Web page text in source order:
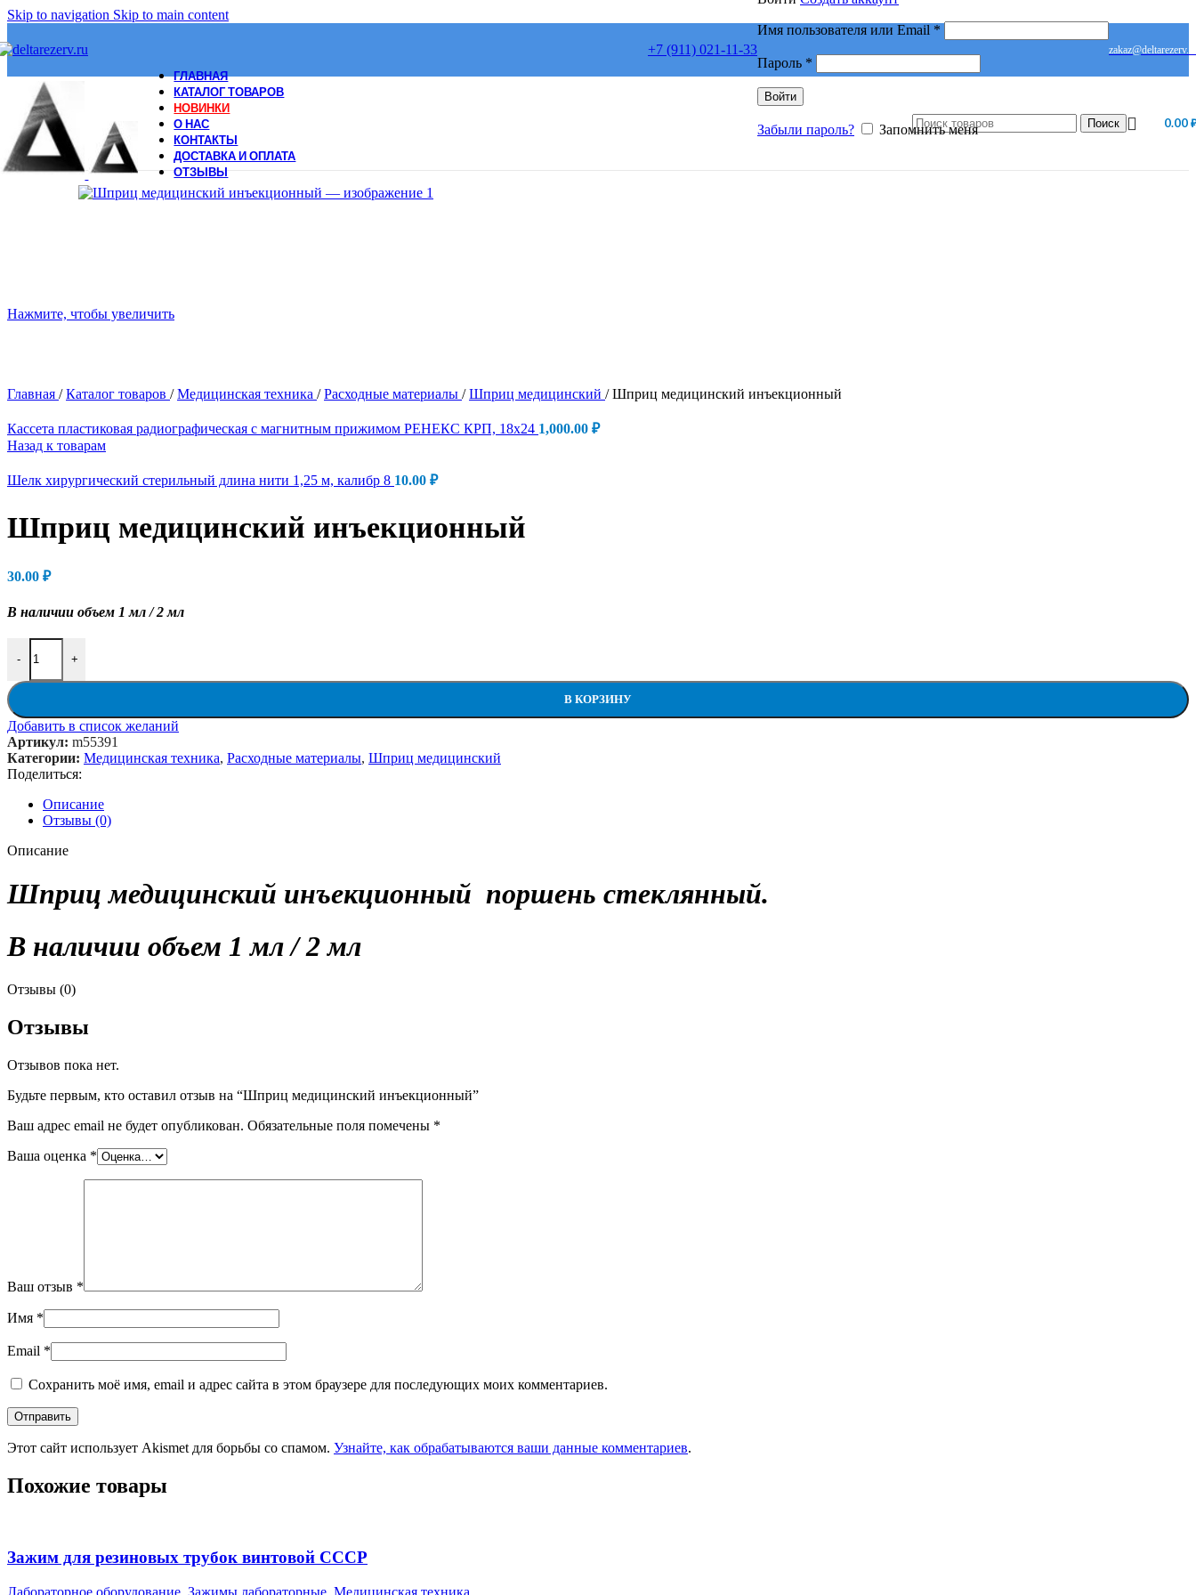
Skip to navigation Skip to main content
+7 (911) 021-11-33
Имя пользователя или Email *Обязательно
Пароль *
Войти
Забыли пароль? Запомнить меня
ГЛАВНАЯ
КАТАЛОГ ТОВАРОВ
НОВИНКИ
О НАС
КОНТАКТЫ
ДОСТАВКА И ОПЛАТА
ОТЗЫВЫ
Поиск 0.00
Нажмите, чтобы увеличить
Главная / Каталог товаров / Медицинская техника / Расходные материалы / Шприц медицинский / Шприц медицинский инъекционный
Кассета пластиковая радиографическая с магнитным прижимом РЕНЕКС КРП, 18х24 1,000.00 ₽
Назад к товарам
Шелк хирургический стерильный длина нити 1,25 м, калибр 8 10.00 ₽
Шприц медицинский инъекционный
30.00 ₽
В наличии объем 1 мл / 2 мл
-
Количество товара Шприц медицинский инъекционный
+
В КОРЗИНУ
Добавить в список желаний
Артикул: m55391
Категории: Медицинская техника, Расходные материалы, Шприц медицинский
Поделиться:
Описание
Отзывы (0)
Описание
Шприц медицинский инъекционный поршень стеклянный.
В наличии объем 1 мл / 2 мл
Отзывы (0)
Отзывы
Отзывов пока нет.
Будьте первым, кто оставил отзыв на “Шприц медицинский инъекционный”
Ваш адрес email не будет опубликован. Обязательные поля помечены *
Ваша оценка *
Ваш отзыв *
Имя *
Email *
Сохранить моё имя, email и адрес сайта в этом браузере для последующих моих комментариев.
Этот сайт использует Akismet для борьбы со спамом. Узнайте, как обрабатываются ваши данные комментариев.
Похожие товары
Зажим для резиновых трубок винтовой СССР